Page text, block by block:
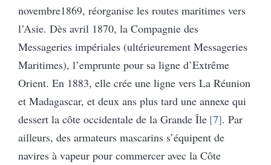
novembre1869, réorganise les routes maritimes vers
l’Asie. Dès avril 1870, la Compagnie des
Messageries impériales (ultérieurement Messageries
Maritimes), l’emprunte pour sa ligne d’Extrême
Orient. En 1883, elle crée une ligne vers La Réunion
et Madagascar, et deux ans plus tard une annexe qui
dessert la côte occidentale de la Grande Île 7 . Par
ailleurs, des armateurs mascarins s’équipent de
navires à vapeur pour commercer avec la Côte